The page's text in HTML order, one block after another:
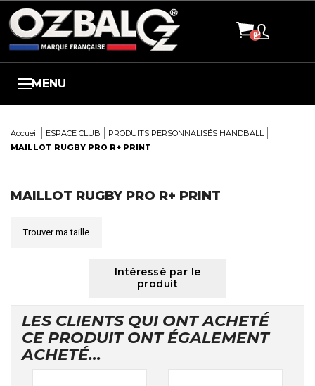
MENU
Accueil ESPACE CLUB
PRODUITS PERSONNALISÉS HANDBALL
MAILLOT RUGBY PRO R+ PRINT
MAILLOT RUGBY PRO R+ PRINT
Trouver ma taille
Intéressé par le
produit
LES CLIENTS QUI ONT ACHETÉ
CE PRODUIT ONT ÉGALEMENT
ACHETÉ...
Panneau de gestion des cookies